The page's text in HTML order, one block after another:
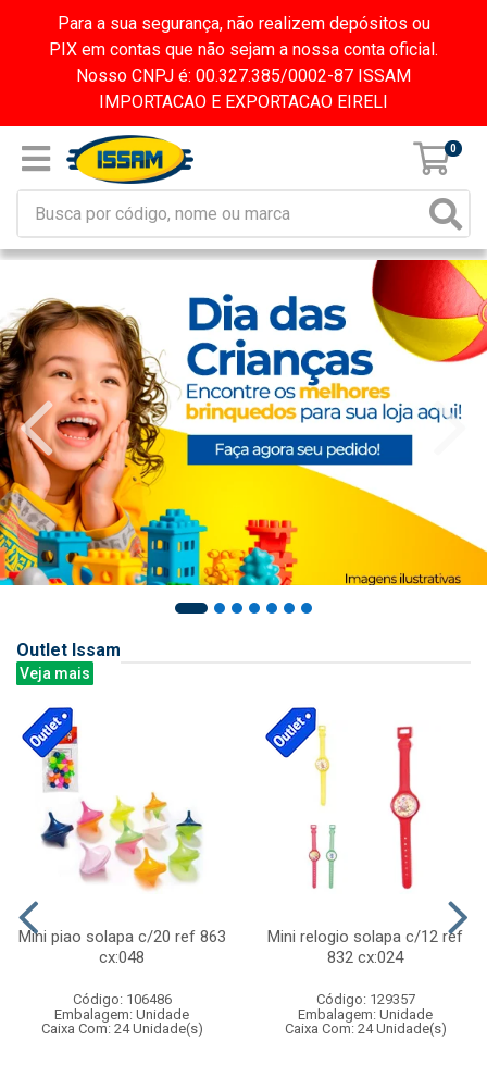
Para a sua segurança, não realizem depósitos ou
PIX em contas que não sejam a nossa conta oficial.
Nosso CNPJ é: 00.327.385/0002-87 ISSAM
IMPORTACAO E EXPORTACAO EIRELI
0
Outlet Issam
Veja mais
Mini piao solapa c/20 ref 863
cx:048
Código: 106486
Embalagem: Unidade
Caixa Com: 24 Unidade(s)
Mini relogio solapa c/12 ref
832 cx:024
Código: 129357
Embalagem: Unidade
Caixa Com: 24 Unidade(s)